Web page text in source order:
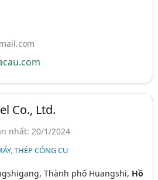
Co., Ltd.
nhất: 20/1/2024
THÉP CÔNG CỤ
Thành phố Huangshi, Hồ